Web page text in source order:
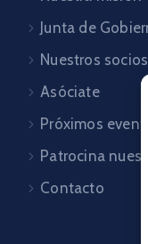
Junta de
Nuestros socios
Asóciate
Próximos
Patrocina
Contacto